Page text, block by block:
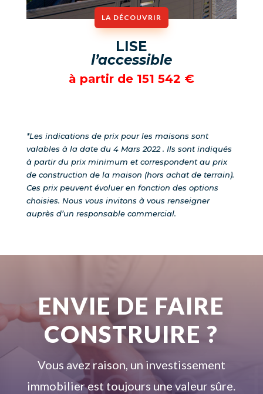
LA DÉCOUVRIR
LISE
l’accessible
à partir de 151 542 €
*Les indications de prix pour les maisons sont
valables à la date du 4 Mars 2022 . Ils sont indiqués
à partir du prix minimum et correspondent au prix
de construction de la maison (hors achat de terrain).
Ces prix peuvent évoluer en fonction des options
choisies. Nous vous invitons à vous renseigner
auprès d’un responsable commercial.
ENVIE DE FAIRE
CONSTRUIRE ?
Vous avez raison, un investissement
immobilier est toujours une valeur sûre.